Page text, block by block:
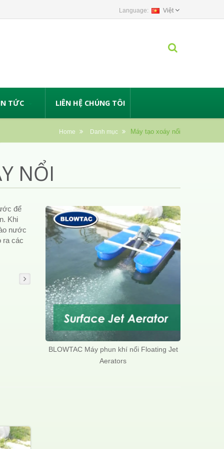
Việt
TỨC LIÊN HỆ CHÚNG TÔI
Home Danh mục Máy tạo xoáy nổi
NỔI
BLOWTAC Máy phun khí nổi Floating Jet
Aerators
để
Khi
nước
ra các